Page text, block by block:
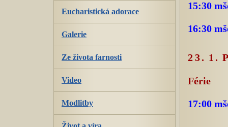
15:30
16:30
23. 1.
Férie
17:00
Eucharistická adorace
Galerie
Ze života farnosti
Video
Modlitby